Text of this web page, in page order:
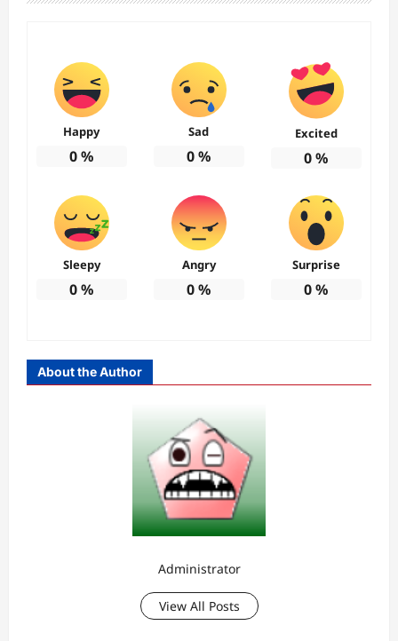
Happy
0%
Sad
0%
Excited
0%
Sleepy
0%
Angry
0%
Surprise
0%
About the Author
Administrator
View All Posts